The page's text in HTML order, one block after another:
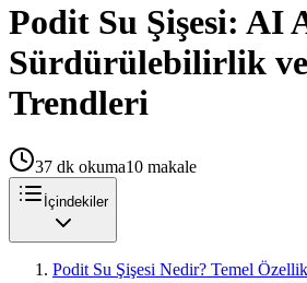
Podit Su Şişesi: AI
Sürdürülebilirlik ve
Trendleri
37 dk okuma10 makale
İçindekiler
Podit Su Şişesi Nedir? Temel